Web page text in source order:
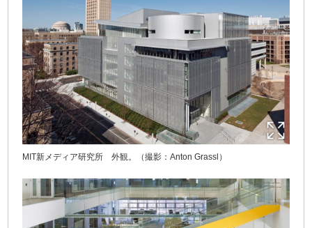
MIT新メディア研究所 外観。（撮影：Anton Grassl）